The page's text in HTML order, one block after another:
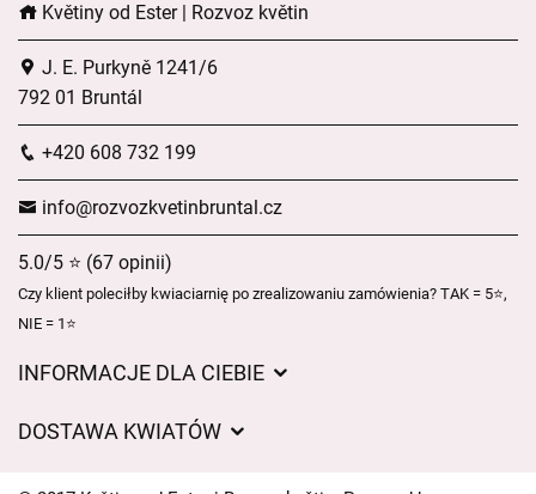
Květiny od Ester | Rozvoz květin
J. E. Purkyně 1241/6
792 01 Bruntál
+420 608 732 199
info@rozvozkvetinbruntal.cz
5.0/5 ⭐ (67 opinii)
Czy klient poleciłby kwiaciarnię po zrealizowaniu zamówienia? TAK = 5⭐,
NIE = 1⭐
INFORMACJE DLA CIEBIE
DOSTAWA KWIATÓW